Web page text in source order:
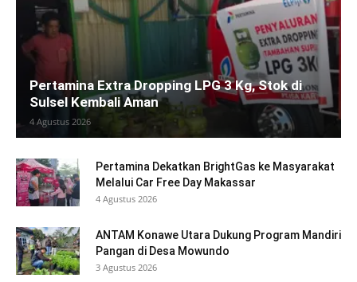
Pertamina Extra Dropping LPG 3 Kg, Stok di
Sulsel Kembali Aman
4 Agustus 2026
Pertamina Dekatkan BrightGas ke Masyarakat
Melalui Car Free Day Makassar
4 Agustus 2026
ANTAM Konawe Utara Dukung Program Mandiri
Pangan di Desa Mowundo
3 Agustus 2026